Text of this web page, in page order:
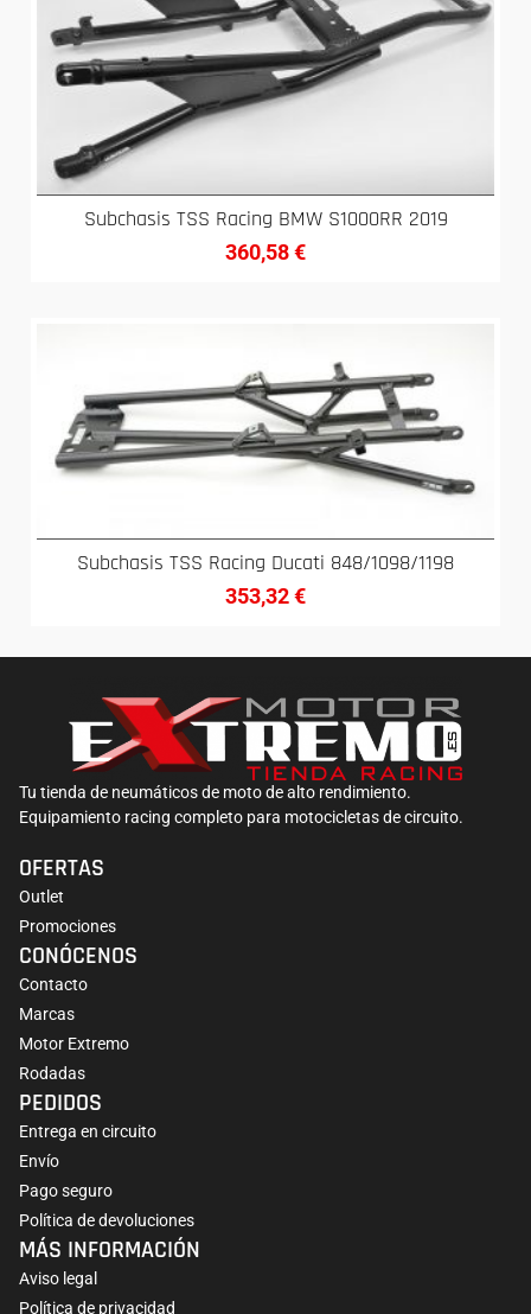
Subchasis TSS Racing BMW S1000RR 2019
360,58€
Subchasis TSS Racing Ducati 848/1098/1198
353,32€
Tu tienda de neumáticos de moto de alto rendimiento.
Equipamiento racing completo para motocicletas de circuito.
OFERTAS
Outlet
Promociones
CONÓCENOS
Contacto
Marcas
Motor Extremo
Rodadas
PEDIDOS
Entrega en circuito
Envío
Pago seguro
Política de devoluciones
MÁS INFORMACIÓN
Aviso legal
Política de privacidad